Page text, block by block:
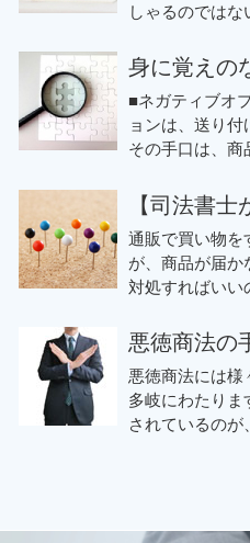
しゃるのでは
身に覚えの
■ネガティブオ
ョンは、送り付
その手口は、
【司法書
通販で買い物を
が、商品が届か
対処すればい
悪徳商法の
悪徳商法には様
多岐にわたりま
されているの